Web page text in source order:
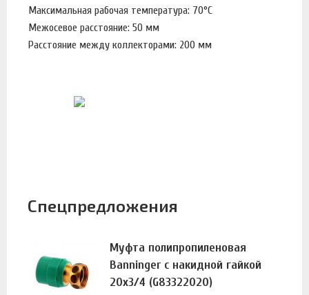
Максимальная рабочая температура: 70°С
Межосевое расстояние: 50 мм
Расстояние между коллекторами: 200 мм
Спецпредложения
Муфта полипропиленовая
Banninger с накидной гайкой
20х3/4 (G83322020)